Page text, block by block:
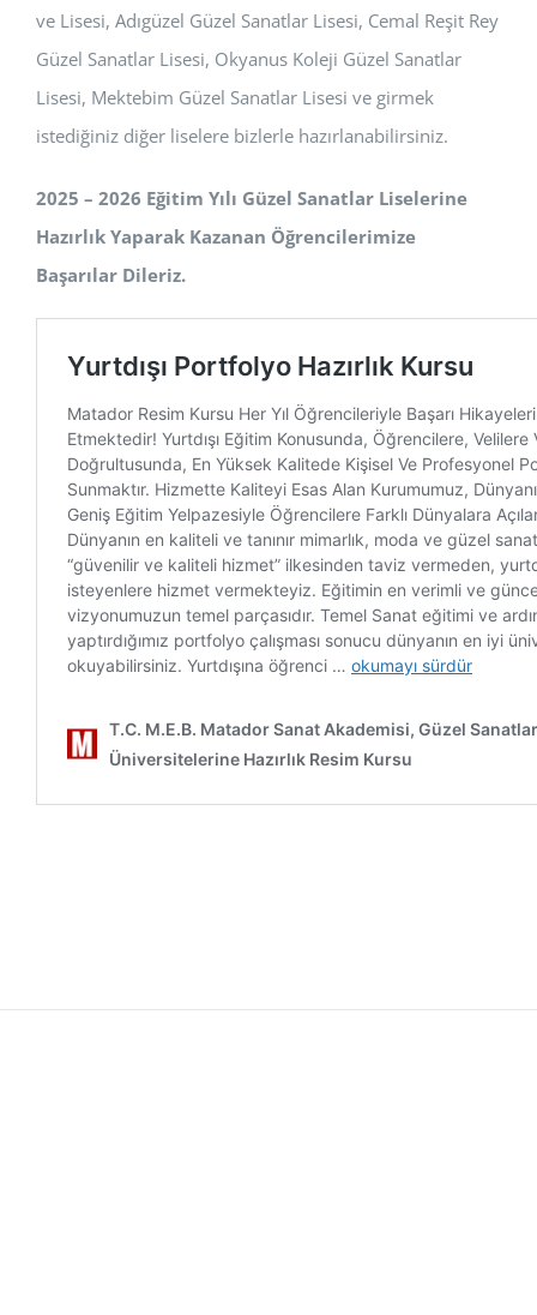
ve Lisesi, Adıgüzel Güzel Sanatlar Lisesi, Cemal Reşit Rey
Güzel Sanatlar Lisesi, Okyanus Koleji Güzel Sanatlar
Lisesi, Mektebim Güzel Sanatlar Lisesi ve girmek
istediğiniz diğer liselere bizlerle hazırlanabilirsiniz.
2025 – 2026 Eğitim Yılı Güzel Sanatlar Liselerine
Hazırlık Yaparak Kazanan Öğrencilerimize
Başarılar Dileriz.